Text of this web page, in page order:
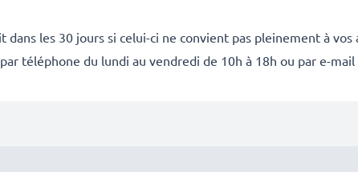
les 30 jours si celui-ci ne convient pas pleinement à
téléphone du lundi au vendredi de 10h à 18h ou par e-mail